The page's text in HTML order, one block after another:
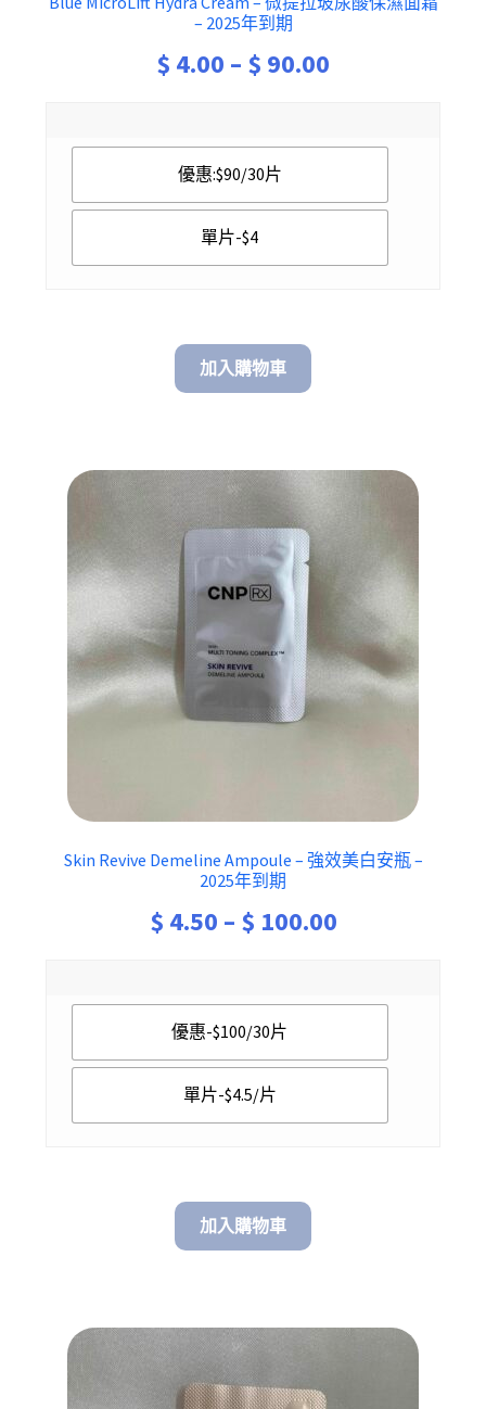
– 2025年到期
$ 4.00 – $ 90.00
$ 4.00
優惠:$90/30片
單片-$4
加入購物車
Skin Revive Demeline Ampoule – 強效美白安瓶 –
2025年到期
$ 4.50 – $ 100.00Price
$ 4.50
優惠-$100/30片
單片-$4.5/片
加入購物車